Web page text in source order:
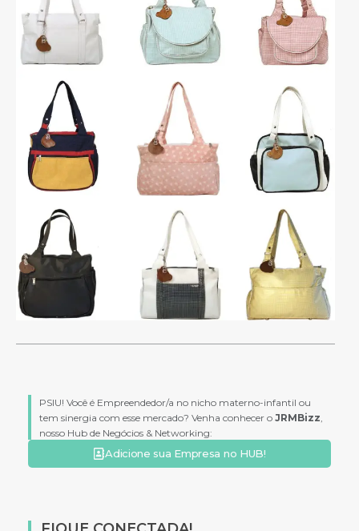
PSIU! Você é Empreendedor/a no nicho materno-infantil ou
tem sinergia com esse mercado? Venha conhecer o JRMBizz,
nosso Hub de Negócios & Networking:
Adicione sua Empresa no HUB!